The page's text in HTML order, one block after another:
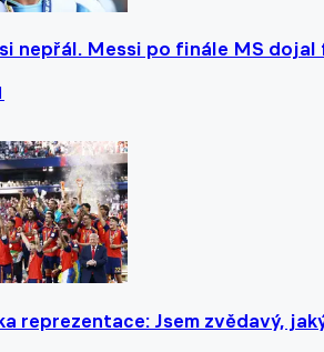
nepřál. Messi po finále MS
reprezentace: Jsem zvědavý,